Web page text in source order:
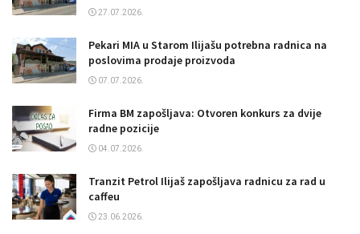
27.07.2026.
Pekari MIA u Starom Ilijašu potrebna radnica na
poslovima prodaje proizvoda
07.07.2026.
Firma BM zapošljava: Otvoren konkurs za dvije
radne pozicije
04.07.2026.
Tranzit Petrol Ilijaš zapošljava radnicu za rad u
caffeu
23.06.2026.